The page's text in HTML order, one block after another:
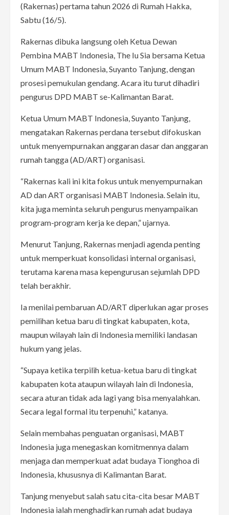
(Rakernas) pertama tahun 2026 di Rumah Hakka,
Sabtu (16/5).
Rakernas dibuka langsung oleh Ketua Dewan
Pembina MABT Indonesia, The Iu Sia bersama Ketua
Umum MABT Indonesia, Suyanto Tanjung, dengan
prosesi pemukulan gendang. Acara itu turut dihadiri
pengurus DPD MABT se-Kalimantan Barat.
Ketua Umum MABT Indonesia, Suyanto Tanjung,
mengatakan Rakernas perdana tersebut difokuskan
untuk menyempurnakan anggaran dasar dan anggaran
rumah tangga (AD/ART) organisasi.
“Rakernas kali ini kita fokus untuk menyempurnakan
AD dan ART organisasi MABT Indonesia. Selain itu,
kita juga meminta seluruh pengurus menyampaikan
program-program kerja ke depan,” ujarnya.
Menurut Tanjung, Rakernas menjadi agenda penting
untuk memperkuat konsolidasi internal organisasi,
terutama karena masa kepengurusan sejumlah DPD
telah berakhir.
Ia menilai pembaruan AD/ART diperlukan agar proses
pemilihan ketua baru di tingkat kabupaten, kota,
maupun wilayah lain di Indonesia memiliki landasan
hukum yang jelas.
“Supaya ketika terpilih ketua-ketua baru di tingkat
kabupaten kota ataupun wilayah lain di Indonesia,
secara aturan tidak ada lagi yang bisa menyalahkan.
Secara legal formal itu terpenuhi,” katanya.
Selain membahas penguatan organisasi, MABT
Indonesia juga menegaskan komitmennya dalam
menjaga dan memperkuat adat budaya Tionghoa di
Indonesia, khususnya di Kalimantan Barat.
Tanjung menyebut salah satu cita-cita besar MABT
Indonesia ialah menghadirkan rumah adat budaya